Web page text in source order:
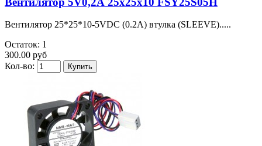
Вентилятор 25*25*10-5VDC (0.2A) втулка (SLEEVE).....
Остаток: 1
300.00 руб
Кол-во: